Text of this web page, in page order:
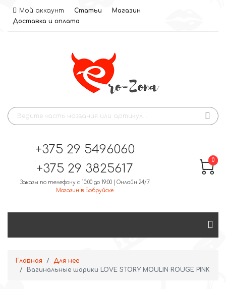
Мой аккаунт Статьи
Магазин
Доставка и оплата
+375 29 5496060
+375 29 3825617
Заказы по телефону с 10:00 до 19:00 | Онлайн 24/7
Магазин в Бобруйске
0
Главная
Для нее
Вагинальные шарики LOVE STORY MOULIN ROUGE PINK